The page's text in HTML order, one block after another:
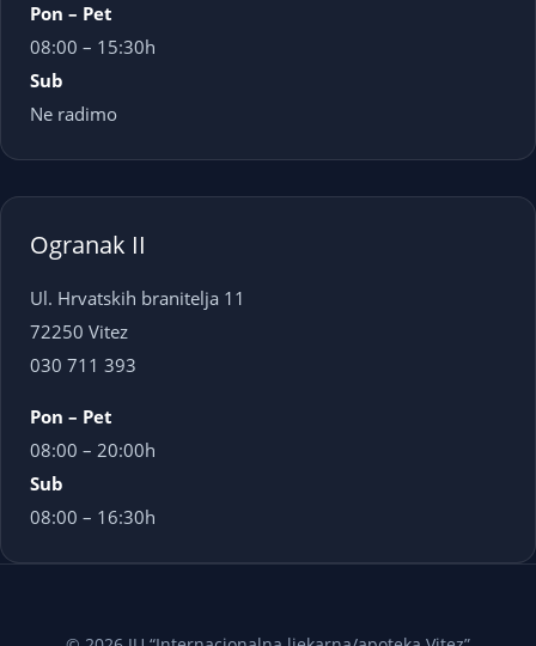
Pon – Pet
08:00 – 15:30h
Sub
Ne radimo
Ogranak II
Ul. Hrvatskih branitelja 11
72250 Vitez
030 711 393
Pon – Pet
08:00 – 20:00h
Sub
08:00 – 16:30h